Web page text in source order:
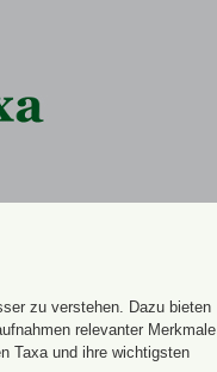
zu verstehen. Dazu bieten
relevanter Merkmale
Taxa und ihre wichtigsten